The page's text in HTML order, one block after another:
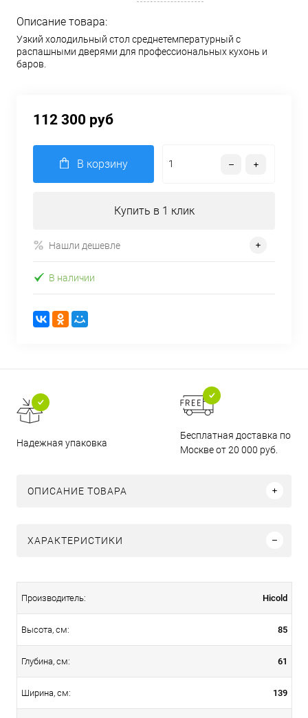
Описание товара:
Узкий холодильный стол среднетемпературный с
распашными дверями для профессиональных кухонь и
баров.
112 300 руб
В корзину
Купить в 1 клик
Нашли дешевле
В наличии
Надежная упаковка
Бесплатная доставка по
Москве от 20 000 руб.
ОПИСАНИЕ ТОВАРА
ХАРАКТЕРИСТИКИ
Производитель: Hicold
Высота, см: 85
Глубина, см: 61
Ширина, см: 139